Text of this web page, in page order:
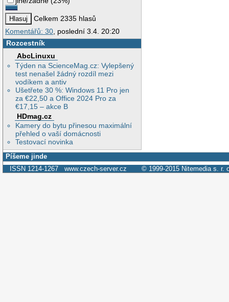
Celkem 2335 hlasů
Komentářů: 30, poslední 3.4. 20:20
Rozcestník
AbcLinuxu
Týden na ScienceMag.cz: Vylepšený
test nenašel žádný rozdíl mezi
vodíkem a antiv
Ušetřete 30 %: Windows 11 Pro jen
za €22,50 a Office 2024 Pro za
€17,15 – akce B
HDmag.cz
Kamery do bytu přinesou maximální
přehled o vaší domácnosti
Testovací novinka
Píšeme jinde
ISSN 1214-1267 www.czech-server.cz © 1999-2015 Nitemedia s. r.